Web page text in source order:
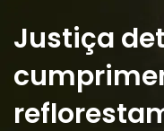
Justiça